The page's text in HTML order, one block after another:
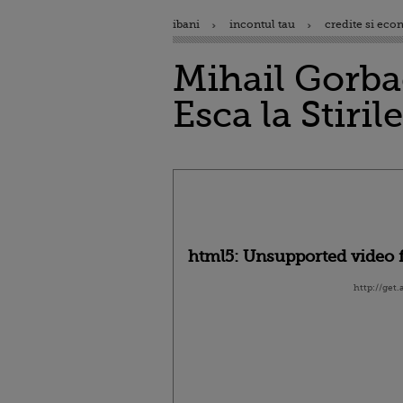
ibani incontul tau credite si
Mihail
Esca la
html5: Unsupported video
http://